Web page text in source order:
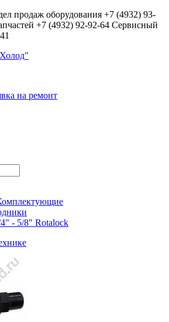
продаж оборудования +7 (4932) 93-
+7 (4932) 92-92-64 Сервисный
на ремонт
- 5/8" Rotalock